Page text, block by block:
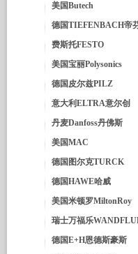
美国Butech
德国TIEFENBACH帝
费斯托FESTO
美国宝丽Polysonics
德国皮尔兹PILZ
意大利ELTRA意尔创
丹麦Danfoss丹佛斯
美国MAC
德国图尔克TURCK
德国HAWE哈威
美国米顿罗MiltonRoy
瑞士万福乐
德国E+H恩德斯豪斯